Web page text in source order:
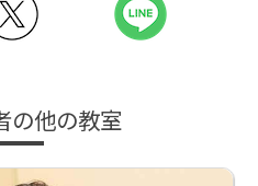
の他の教室